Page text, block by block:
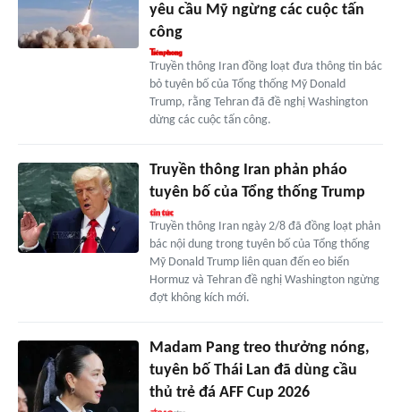
yêu cầu Mỹ ngừng các cuộc tấn
công
Truyền thông Iran đồng loạt đưa thông tin bác
bỏ tuyên bố của Tổng thống Mỹ Donald
Trump, rằng Tehran đã đề nghị Washington
dừng các cuộc tấn công.
Truyền thông Iran phản pháo
tuyên bố của Tổng thống Trump
Truyền thông Iran ngày 2/8 đã đồng loạt phản
bác nội dung trong tuyên bố của Tổng thống
Mỹ Donald Trump liên quan đến eo biển
Hormuz và Tehran đề nghị Washington ngừng
đợt không kích mới.
Madam Pang treo thưởng nóng,
tuyên bố Thái Lan đã dùng cầu
thủ trẻ đá AFF Cup 2026